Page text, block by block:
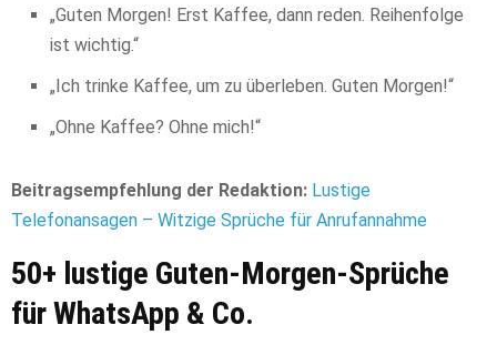
„Guten Morgen! Erst Kaffee, dann reden. Reihenfolge
ist wichtig.“
„Ich trinke Kaffee, um zu überleben. Guten Morgen!“
„Ohne Kaffee? Ohne mich!“
Beitragsempfehlung der Redaktion: Lustige
Telefonansagen – Witzige Sprüche für Anrufannahme
50+ lustige Guten-Morgen-Sprüche
für WhatsApp & Co.